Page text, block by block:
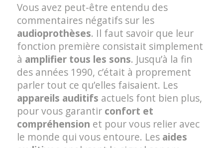
Vous avez peut-être entendu des
commentaires négatifs sur les
audioprothèses. Il faut savoir que leur
fonction première consistait simplement
à amplifier tous les sons. Jusqu’à la fin
des années 1990, c’était à proprement
parler tout ce qu’elles faisaient. Les
appareils auditifs actuels font bien plus,
pour vous garantir confort et
compréhension et pour vous relier avec
le monde qui vous entoure. Les aides